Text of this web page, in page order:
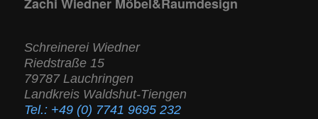
Schreinerei Wiedner
Riedstraße 15
79787 Lauchringen
Landkreis Waldshut-Tiengen
Tel.: +49 (0) 7741 9695 232